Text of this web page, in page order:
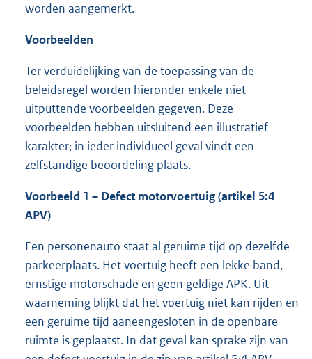
worden aangemerkt.
Voorbeelden
Ter verduidelijking van de toepassing van de
beleidsregel worden hieronder enkele niet-
uitputtende voorbeelden gegeven. Deze
voorbeelden hebben uitsluitend een illustratief
karakter; in ieder individueel geval vindt een
zelfstandige beoordeling plaats.
Voorbeeld 1 – Defect motorvoertuig (artikel 5:4
APV)
Een personenauto staat al geruime tijd op dezelfde
parkeerplaats. Het voertuig heeft een lekke band,
ernstige motorschade en geen geldige APK. Uit
waarneming blijkt dat het voertuig niet kan rijden en
een geruime tijd aaneengesloten in de openbare
ruimte is geplaatst. In dat geval kan sprake zijn van